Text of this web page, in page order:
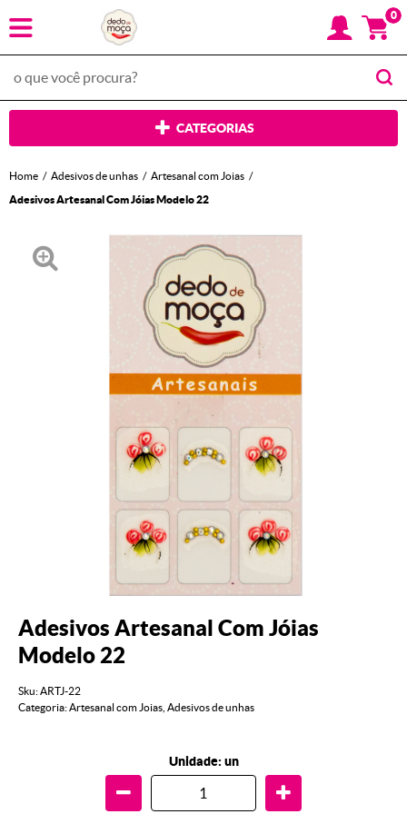
0
CATEGORIAS
Home Adesivos de unhas
Artesanal com Joias
Adesivos Artesanal Com Jóias Modelo 22
Adesivos Artesanal Com Jóias
Modelo 22
Sku:ARTJ-22
Categoria:Artesanal com Joias Adesivos de unhas
Unidade: un